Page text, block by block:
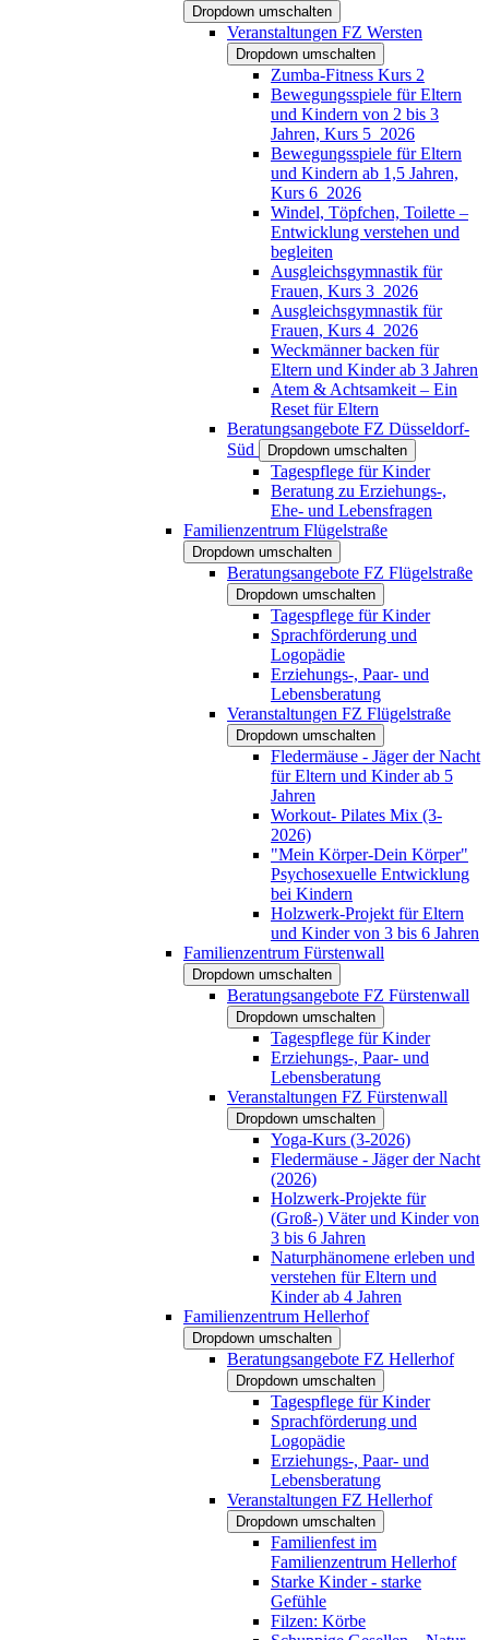
Dropdown umschalten
Veranstaltungen FZ Wersten
Dropdown umschalten
Zumba-Fitness Kurs 2
Bewegungsspiele für Eltern
und Kindern von 2 bis 3
Jahren, Kurs 5_2026
Bewegungsspiele für Eltern
und Kindern ab 1,5 Jahren,
Kurs 6_2026
Windel, Töpfchen, Toilette –
Entwicklung verstehen und
begleiten
Ausgleichsgymnastik für
Frauen, Kurs 3_2026
Ausgleichsgymnastik für
Frauen, Kurs 4_2026
Weckmänner backen für
Eltern und Kinder ab 3 Jahren
Atem & Achtsamkeit – Ein
Reset für Eltern
Beratungsangebote FZ Düsseldorf-
Süd
Dropdown umschalten
Tagespflege für Kinder
Beratung zu Erziehungs-,
Ehe- und Lebensfragen
Familienzentrum Flügelstraße
Dropdown umschalten
Beratungsangebote FZ Flügelstraße
Dropdown umschalten
Tagespflege für Kinder
Sprachförderung und
Logopädie
Erziehungs-, Paar- und
Lebensberatung
Veranstaltungen FZ Flügelstraße
Dropdown umschalten
Fledermäuse - Jäger der Nacht
für Eltern und Kinder ab 5
Jahren
Workout- Pilates Mix (3-
2026)
"Mein Körper-Dein Körper"
Psychosexuelle Entwicklung
bei Kindern
Holzwerk-Projekt für Eltern
und Kinder von 3 bis 6 Jahren
Familienzentrum Fürstenwall
Dropdown umschalten
Beratungsangebote FZ Fürstenwall
Dropdown umschalten
Tagespflege für Kinder
Erziehungs-, Paar- und
Lebensberatung
Veranstaltungen FZ Fürstenwall
Dropdown umschalten
Yoga-Kurs (3-2026)
Fledermäuse - Jäger der Nacht
(2026)
Holzwerk-Projekte für
(Groß-) Väter und Kinder von
3 bis 6 Jahren
Naturphänomene erleben und
verstehen für Eltern und
Kinder ab 4 Jahren
Familienzentrum Hellerhof
Dropdown umschalten
Beratungsangebote FZ Hellerhof
Dropdown umschalten
Tagespflege für Kinder
Sprachförderung und
Logopädie
Erziehungs-, Paar- und
Lebensberatung
Veranstaltungen FZ Hellerhof
Dropdown umschalten
Familienfest im
Familienzentrum Hellerhof
Starke Kinder - starke
Gefühle
Filzen: Körbe